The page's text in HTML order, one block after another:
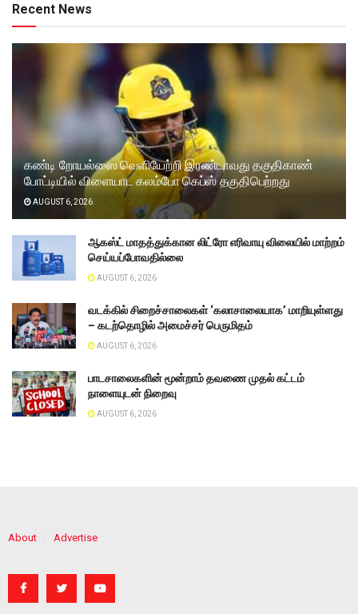
Recent News
கண்டி றோயல்ஸை வெளியேற்றி இரண்டாவது தகுதிகாண்
போட்டியில் விளையாட கலம்போ கெப்ஸ் தகுதிபெற்றது
AUGUST 6, 2026
ஆகஸ்ட் மாதத்துக்கான லிட்ரோ எரிவாயு விலையில் மாற்றம்
செய்யப்போவதில்லை
AUGUST 6, 2026
வடக்கில் சிறைச்சாலைகள் ‘கலாசாலையாக’ மாறியுள்ளது
– கடற்தொழில் அமைச்சர் பெருமிதம்
AUGUST 6, 2026
பாடசாலைகளின் மூன்றாம் தவணை முதல் கட்டம்
நாளையுடன் நிறைவு
AUGUST 6, 2026
About Advertise